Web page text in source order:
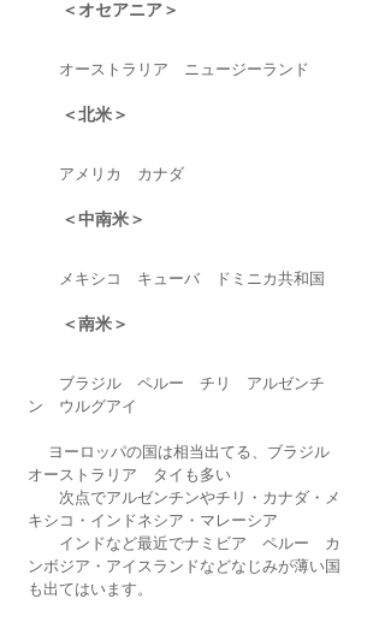
＜オセアニア＞
オーストラリア　ニュージーランド
＜北米＞
アメリカ　カナダ
＜中南米＞
メキシコ　キューバ　ドミニカ共和国
＜南米＞
ブラジル　ペルー　チリ　アルゼンチ
ン　ウルグアイ
オーストラリア　タイも多い
次点でアルゼンチンやチリ・カナダ・メ
キシコ・インドネシア・マレーシア
インドなど最近でナミビア　ペルー　カ
ンボジア・アイスランドなどなじみが薄い国
も出てはいます。